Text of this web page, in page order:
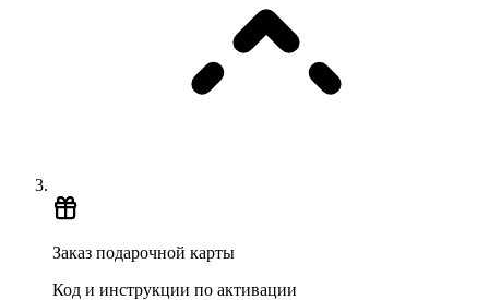
Заказ подарочной карты
Код и инструкции по активации